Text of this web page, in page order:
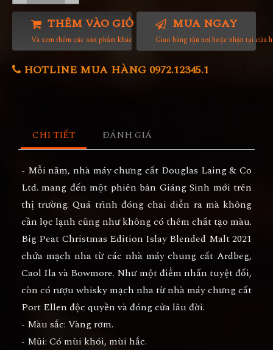
THÊM VÀO GIỎ HÀNG
Và xem thêm các sản phẩm khác
MUA NGAY
Giao hàng tận nơi hoặc nhận tại cửa
HOTLINE MUA HÀNG 0972.12345.1
CHI TIẾT ĐÁNH GIÁ
- Mỗi năm, nhà máy chưng cất Douglas Laing & Co
Ltd. mang đến một phiên bản Giáng Sinh mới trên
thị trường. Quá trình đóng chai diễn ra mà không
cần lọc lạnh cũng như không có thêm chất tạo màu.
Big Peat Christmas Edition Islay Blended Malt 2021
chứa mạch nha từ các nhà máy chung cất Ardbeg,
Caol Ila và Bowmore. Như một điểm nhấn tuyệt đối,
còn có rượu whisky mạch nha từ nhà máy chưng cất
Port Ellen độc quyền và đóng cửa lâu đời.
- Màu sắc: Vàng rơm.
- Mũi: Có mùi khói, mùi hắc.